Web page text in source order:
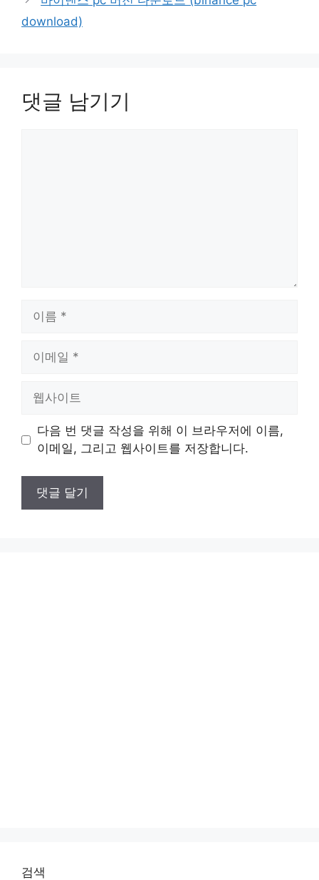
download)
댓글 남기기
트
다음 번 댓글 작성을 위해 이 브라우저에 이름,
이메일, 그리고 웹사이트를 저장합니다.
검색